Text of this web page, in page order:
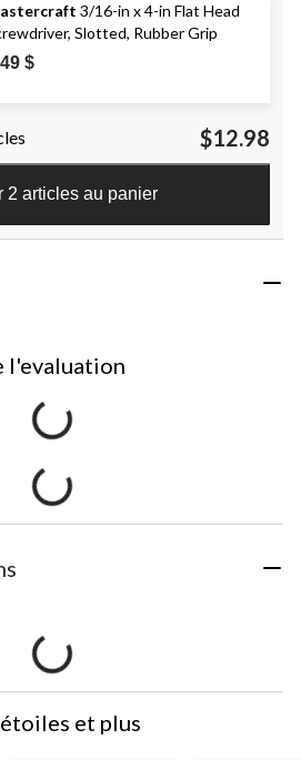
3/16-in x 4-in Flat Head
Slotted, Rubber Grip
$
$12.98
2 articles au panier
l'evaluation
et plus